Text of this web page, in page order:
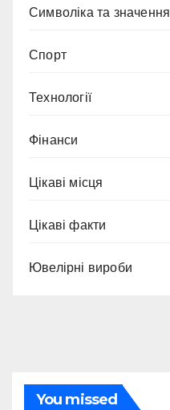
Символіка та значення
Спорт
Технології
Фінанси
Цікаві місця
Цікаві факти
Ювелірні вироби
You missed